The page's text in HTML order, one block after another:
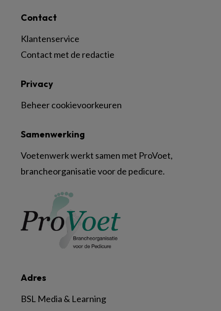
Contact
Klantenservice
Contact met de redactie
Adres
BSL Media & Learning
Samenwerking
Voetenwerk werkt samen met ProVoet,
brancheorganisatie voor de pedicure.
Privacy
Beheer cookievoorkeuren